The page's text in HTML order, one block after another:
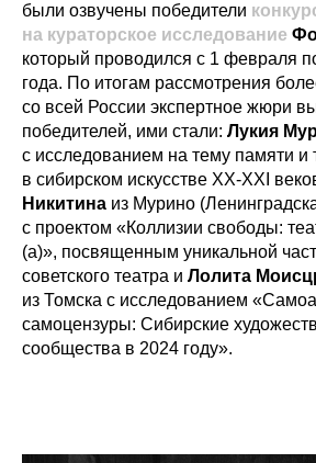
были озвучены победители
на кураторское исследование
который проводился с 1 февраля
года. По итогам рассмотрения
со всей России экспертное жюри
победителей, ими стали: Лукия
с исследованием на тему памяти и
в сибирском искусстве ХХ-ХХI
Никитина из Мурино
с проектом «Коллизии свободы:
(а)», посвященным уникальной
советского театра и Лолита
из Томска с исследованием
самоцензуры: Сибирские
сообщества в 2024 году».